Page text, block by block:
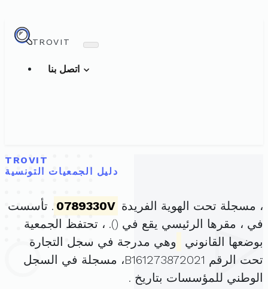
TROVIT
TROVIT
دليل الجمعيات التونسية
، مسجلة تحت الهوية الفريدة 0789330V . تأسست
في ، مقرها الرئيسي يقع في (). ، تحتفظ الجمعية
بوضعها القانوني
وهي مدرجة في سجل التجارة
تحت الرقم B161273872021، مسجلة في السجل
الوطني للمؤسسات بتاريخ .